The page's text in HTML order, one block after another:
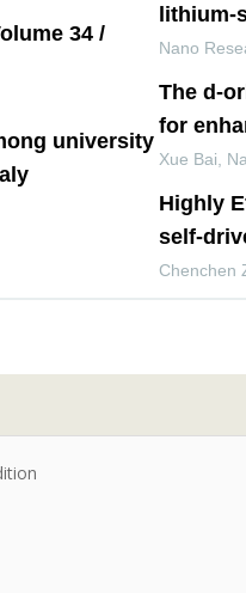
34 /
university
lithium-
Nano
The d-
for
Xue Bai
Highly
self-
Chenchen